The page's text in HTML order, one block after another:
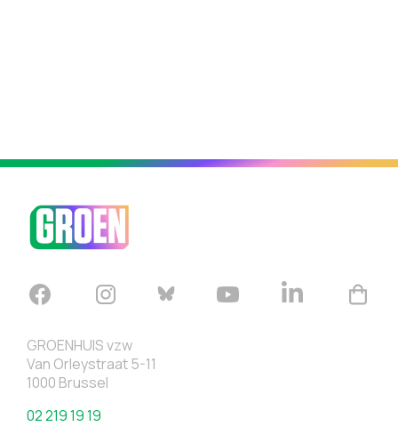
GROENHUIS vzw
Van Orleystraat 5-11
1000 Brussel
02 219 19 19